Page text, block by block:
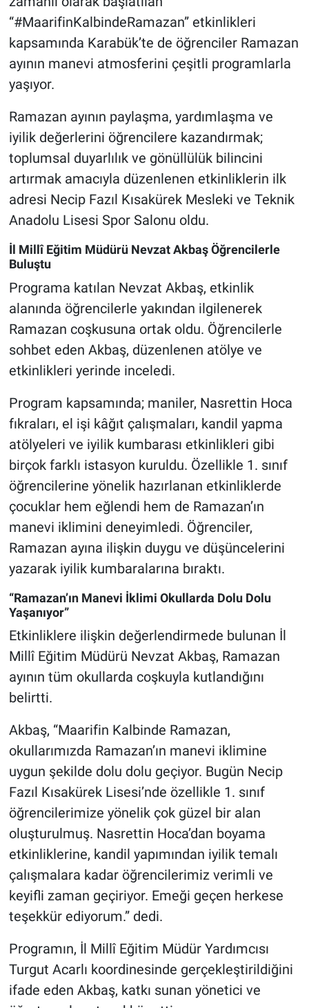
“#MaarifinKalbindeRamazan” etkinlikleri
kapsamında Karabük’te de öğrenciler Ramazan
ayının manevi atmosferini çeşitli programlarla
yaşıyor.
Ramazan ayının paylaşma, yardımlaşma ve
iyilik değerlerini öğrencilere kazandırmak;
toplumsal duyarlılık ve gönüllülük bilincini
artırmak amacıyla düzenlenen etkinliklerin ilk
adresi Necip Fazıl Kısakürek Mesleki ve Teknik
Anadolu Lisesi Spor Salonu oldu.
İl Millî Eğitim Müdürü Nevzat Akbaş Öğrencilerle
Buluştu
Programa katılan Nevzat Akbaş, etkinlik
alanında öğrencilerle yakından ilgilenerek
Ramazan coşkusuna ortak oldu. Öğrencilerle
sohbet eden Akbaş, düzenlenen atölye ve
etkinlikleri yerinde inceledi.
Program kapsamında; maniler, Nasrettin Hoca
fıkraları, el işi kâğıt çalışmaları, kandil yapma
atölyeleri ve iyilik kumbarası etkinlikleri gibi
birçok farklı istasyon kuruldu. Özellikle 1. sınıf
öğrencilerine yönelik hazırlanan etkinliklerde
çocuklar hem eğlendi hem de Ramazan’ın
manevi iklimini deneyimledi. Öğrenciler,
Ramazan ayına ilişkin duygu ve düşüncelerini
yazarak iyilik kumbaralarına bıraktı.
“Ramazan’ın Manevi İklimi Okullarda Dolu Dolu
Yaşanıyor”
Etkinliklere ilişkin değerlendirmede bulunan İl
Millî Eğitim Müdürü Nevzat Akbaş, Ramazan
ayının tüm okullarda coşkuyla kutlandığını
belirtti.
Akbaş, “Maarifin Kalbinde Ramazan,
okullarımızda Ramazan’ın manevi iklimine
uygun şekilde dolu dolu geçiyor. Bugün Necip
Fazıl Kısakürek Lisesi’nde özellikle 1. sınıf
öğrencilerimize yönelik çok güzel bir alan
oluşturulmuş. Nasrettin Hoca’dan boyama
etkinliklerine, kandil yapımından iyilik temalı
çalışmalara kadar öğrencilerimiz verimli ve
keyifli zaman geçiriyor. Emeği geçen herkese
teşekkür ediyorum.” dedi.
Programın, İl Millî Eğitim Müdür Yardımcısı
Turgut Acarlı koordinesinde gerçekleştirildiğini
ifade eden Akbaş, katkı sunan yönetici ve